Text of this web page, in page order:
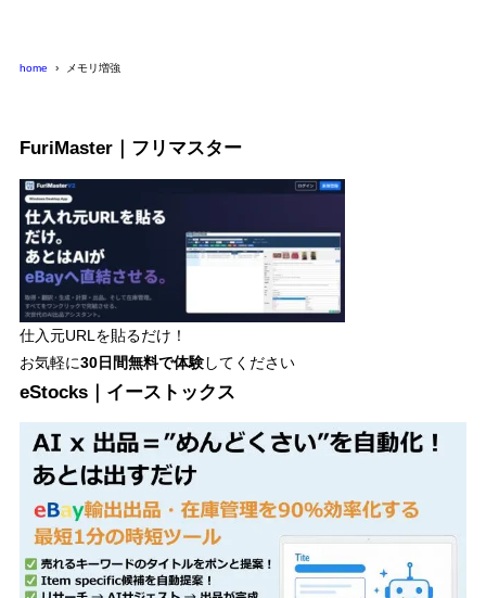
home メモリ増強
FuriMaster｜フリマスター
仕入元URLを貼るだけ！
お気軽に30日間無料で体験してください
eStocks｜イーストックス